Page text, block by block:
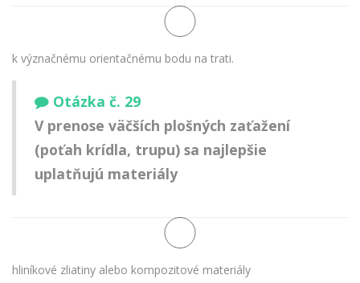
k význačnému orientačnému bodu na trati.
Otázka č. 29
V prenose väčších plošných zaťažení
(poťah krídla, trupu) sa najlepšie
uplatňujú materiály
hliníkové zliatiny alebo kompozitové materiály